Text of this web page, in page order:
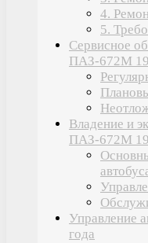
4.
5.
Сервисное
ПАЗ-672М
Владение и
ПАЗ-672М
Управление
года